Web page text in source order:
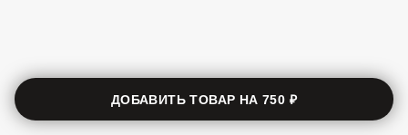
ДОБАВИТЬ ТОВАР НА750 ₽